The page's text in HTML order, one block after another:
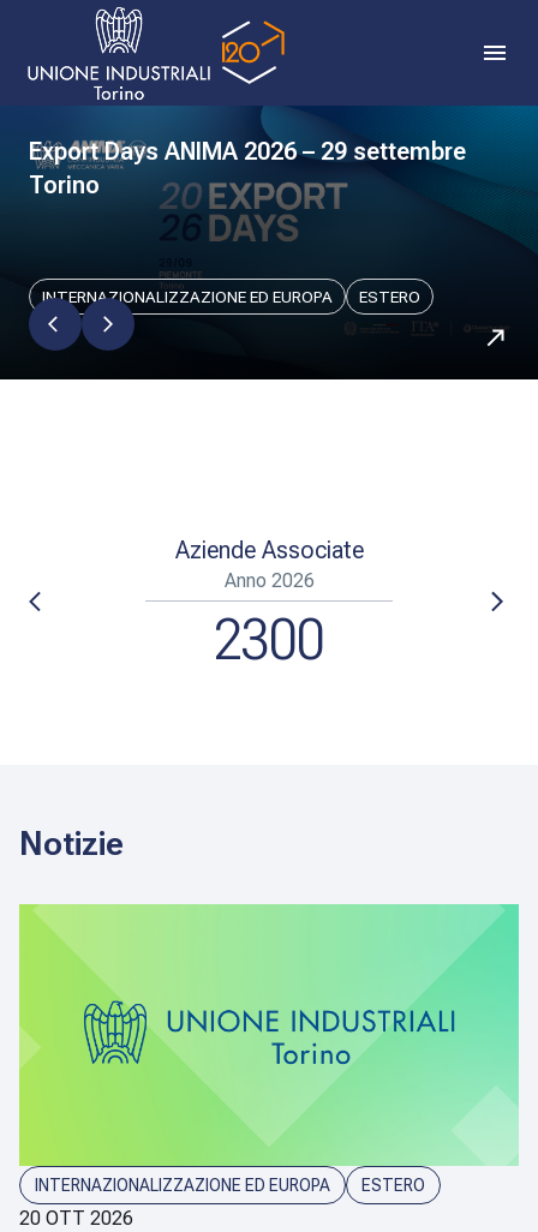
Export Days ANIMA 2026 – 29 settembre
Torino
INTERNAZIONALIZZAZIONE ED EUROPA ESTERO
Aziende Associate
Anno 2026
0
1
2
7
9
1
2
3
8
0
5
7
9
0
5
7
8
9
Notizie
INTERNAZIONALIZZAZIONE ED EUROPA ESTERO
20 OTT 2026